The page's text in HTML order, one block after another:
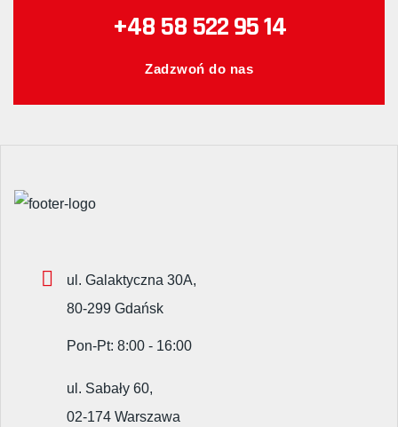
+48 58 522 95 14
Zadzwoń do nas
ul. Galaktyczna 30A,
80-299 Gdańsk
Pon-Pt: 8:00 - 16:00
ul. Sabały 60,
02-174 Warszawa